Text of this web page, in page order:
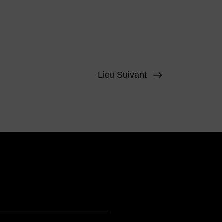
Lieu Suivant